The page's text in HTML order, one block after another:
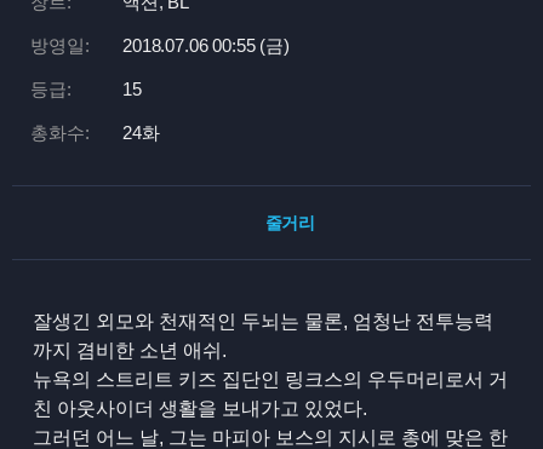
방영일: 2018.07.06 00:55 (금)
등급: 15
총화수: 24화
줄거리
잘생긴 외모와 천재적인 두뇌는 물론, 엄청난 전투능력
까지 겸비한 소년 애쉬.
뉴욕의 스트리트 키즈 집단인 링크스의 우두머리로서 거
친 아웃사이더 생활을 보내가고 있었다.
그러던 어느 날, 그는 마피아 보스의 지시로 총에 맞은 한